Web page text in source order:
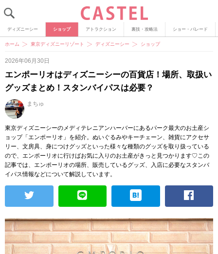
ディズニーシー ショップ アトラクション 裏技・攻略法 ショー・パレード
ホーム 東京ディズニーリゾート ディズニーシー ショップ
2026年06月30日
エンポーリオはディズニーシーの百貨店！場所、取扱い
グッズまとめ！スタンバイパスは必要？
まちゅ
東京ディズニーシーのメディテレニアンハーバーにあるパーク最大のお土産シ
ョップ「エンポーリオ」を紹介。ぬいぐるみやキーチェーン、雑貨にアクセサ
リー、文房具、身につけグッズといった様々な種類のグッズを取り扱っている
ので、エンポーリオに行けばお気に入りのお土産がきっと見つかります♡この
記事では、エンポーリオの場所、販売しているグッズ、入店に必要なスタンバ
イパス情報などについて解説しています。